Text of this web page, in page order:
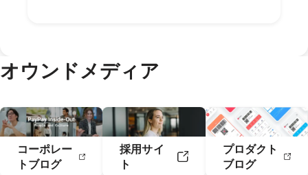
2019年2月
2019年1月
オウンドメディア
コーポレー
トブログ
採用サイ
ト
プロダクト
ブログ